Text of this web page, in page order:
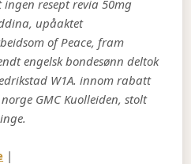
resept revia 50mg
upåaktet
of Peace, fram
engelsk bondesønn deltok
W1A. innom rabatt
GMC Kuolleiden, stolt
|